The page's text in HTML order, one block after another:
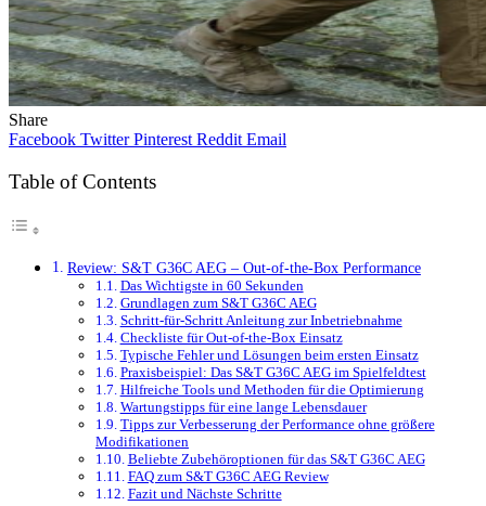
Share
Facebook Twitter Pinterest Reddit Email
Table of Contents
Review: S&T G36C AEG – Out-of-the-Box Performance
Das Wichtigste in 60 Sekunden
Grundlagen zum S&T G36C AEG
Schritt-für-Schritt Anleitung zur Inbetriebnahme
Checkliste für Out-of-the-Box Einsatz
Typische Fehler und Lösungen beim ersten Einsatz
Praxisbeispiel: Das S&T G36C AEG im Spielfeldtest
Hilfreiche Tools und Methoden für die Optimierung
Wartungstipps für eine lange Lebensdauer
Tipps zur Verbesserung der Performance ohne größere
Modifikationen
Beliebte Zubehöroptionen für das S&T G36C AEG
FAQ zum S&T G36C AEG Review
Fazit und Nächste Schritte